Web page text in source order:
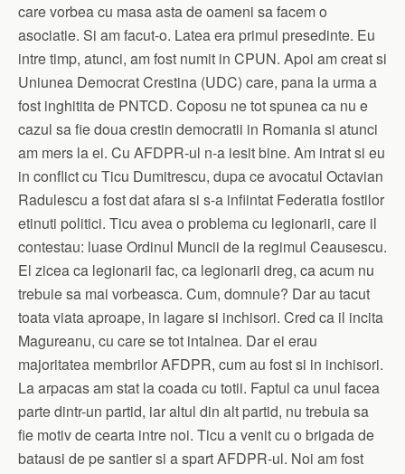
care vorbea cu masa asta de oameni sa facem o
asociatie. Si am facut-o. Latea era primul presedinte. Eu
intre timp, atunci, am fost numit in CPUN. Apoi am creat si
Uniunea Democrat Crestina (UDC) care, pana la urma a
fost inghitita de PNTCD. Coposu ne tot spunea ca nu e
cazul sa fie doua crestin democratii in Romania si atunci
am mers la ei. Cu AFDPR-ul n-a iesit bine. Am intrat si eu
in conflict cu Ticu Dumitrescu, dupa ce avocatul Octavian
Radulescu a fost dat afara si s-a infiintat Federatia fostilor
etinuti politici. Ticu avea o problema cu legionarii, care il
contestau: luase Ordinul Muncii de la regimul Ceausescu.
El zicea ca legionarii fac, ca legionarii dreg, ca acum nu
trebuie sa mai vorbeasca. Cum, domnule? Dar au tacut
toata viata aproape, in lagare si inchisori. Cred ca il incita
Magureanu, cu care se tot intalnea. Dar ei erau
majoritatea membrilor AFDPR, cum au fost si in inchisori.
La arpacas am stat la coada cu totii. Faptul ca unul facea
parte dintr-un partid, iar altul din alt partid, nu trebuia sa
fie motiv de cearta intre noi. Ticu a venit cu o brigada de
batausi de pe santier si a spart AFDPR-ul. Noi am fost